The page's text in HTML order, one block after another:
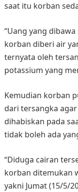
saat itu korban
“Uang yang
korban diberi air
ternyata oleh
potassium yang
Kemudian korban
dari tersangka
dihabiskan pada
tidak boleh ada
“Diduga cairan
korban ditemukan
yakni Jumat (15/5/